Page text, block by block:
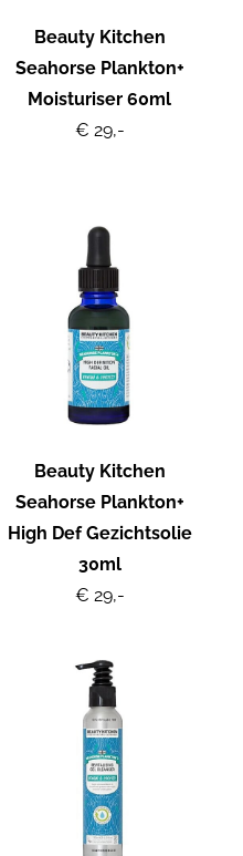
Beauty Kitchen
Seahorse Plankton+
Moisturiser 60ml
€ 29,-
Beauty Kitchen
Seahorse Plankton+
High Def Gezichtsolie
30ml
€ 29,-